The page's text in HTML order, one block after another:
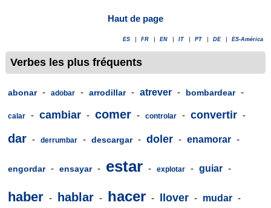
Haut de page
ES FR EN IT PT DE ES-América
Verbes les plus fréquents
abonar - adobar - arrodillar - atrever - bombardear -
calar - cambiar - comer - controlar - convertir -
dar - derrumbar - descargar - doler - enamorar -
engordar - ensayar - estar - explotar - guiar -
haber - hablar - hacer - llover - mudar -